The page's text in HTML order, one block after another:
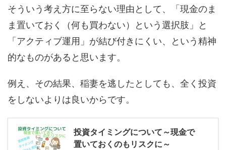
そういう考え方に至らない理由として、「現金のま
ま置いておく（何も買わない）という選択肢」と
「アクティブ運用」が結び付きにくい、という精神
的なものがあると思います。
例え、その結果、稲妻を逃したとしても、全く投資
をしないよりは良いからです。
投資タイミングについて～現金で
置いておくのもリスクに～